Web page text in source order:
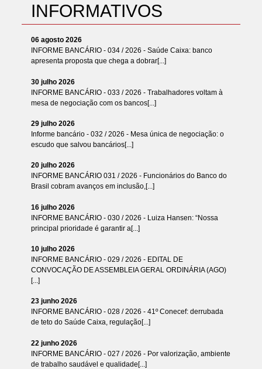
INFORMATIVOS
06 agosto 2026
INFORME BANCÁRIO - 034 / 2026 - Saúde Caixa: banco
apresenta proposta que chega a dobrar[...]
30 julho 2026
INFORME BANCÁRIO - 033 / 2026 - Trabalhadores voltam à
mesa de negociação com os bancos[...]
29 julho 2026
Informe bancário - 032 / 2026 - Mesa única de negociação: o
escudo que salvou bancários[...]
20 julho 2026
INFORME BANCÁRIO 031 / 2026 - Funcionários do Banco do
Brasil cobram avanços em inclusão,[...]
16 julho 2026
INFORME BANCÁRIO - 030 / 2026 - Luiza Hansen: “Nossa
principal prioridade é garantir a[...]
10 julho 2026
INFORME BANCÁRIO - 029 / 2026 - EDITAL DE
CONVOCAÇÃO DE ASSEMBLEIA GERAL ORDINÁRIA (AGO)
[...]
23 junho 2026
INFORME BANCÁRIO - 028 / 2026 - 41º Conecef: derrubada
de teto do Saúde Caixa, regulação[...]
22 junho 2026
INFORME BANCÁRIO - 027 / 2026 - Por valorização, ambiente
de trabalho saudável e qualidade[...]